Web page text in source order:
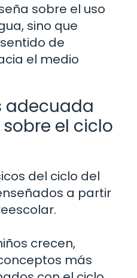
sobre el uso
sino que
de
el medio
adecuada
el ciclo
del ciclo del
a partir
crecen,
más